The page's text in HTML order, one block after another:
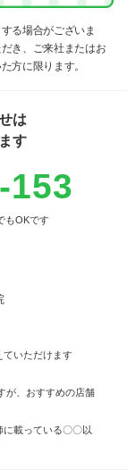
る場合がございま
き、ご来社またはお
方に限ります。
は
す
153
もOKです
ていただけます
が、おすすめの店舗
に載っている〇〇以